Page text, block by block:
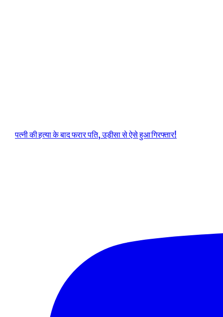
पत्नी की हत्या के बाद फरार पति, उड़ीसा से ऐसे हुआ गिरफ्तार!